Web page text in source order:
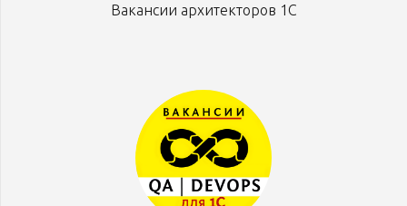
Вакансии архитекторов 1С